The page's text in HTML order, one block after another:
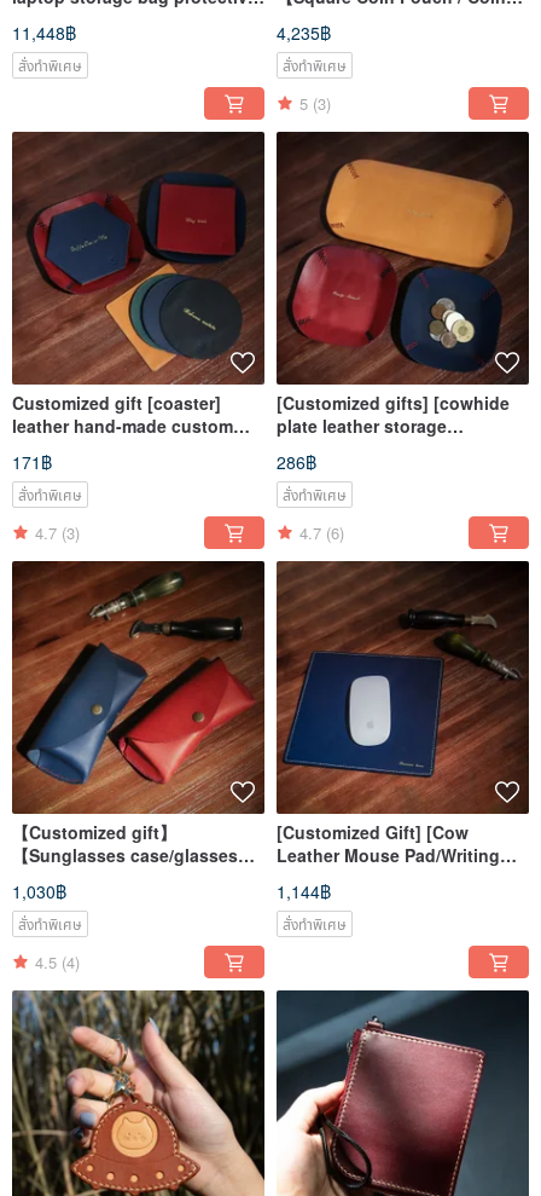
cover handbag envelope bag]
Mi
11,448฿
สั่งทำพิเศษ
Purse / Horseshoe Wallet】
Cordovan Horsehide
4,235฿
สั่งทำพิเศษ
5 (3)
Customized gift [coaster]
leather hand-made custom
bronzing vegetable tanned
leather with packaging
custom engraving
171฿
สั่งทำพิเศษ
4.7 (3)
[Customized gifts] [cowhide
plate leather storage
box/storage tray] Mister hand-
made material bag
286฿
สั่งทำพิเศษ
4.7 (6)
【Customized gift】
【Sunglasses case/glasses
case/bag/bag】Mister hand-
made material bag
1,030฿
สั่งทำพิเศษ
4.5 (4)
[Customized Gift] [Cow
Leather Mouse Pad/Writing
Pad] Mister Handmade
Material Bag
1,144฿
สั่งทำพิเศษ